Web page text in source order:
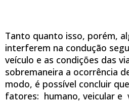
Tanto quanto isso, porém,
interferem na condução
veículo e as condições das
sobremaneira a ocorrência
modo, é possível concluir
fatores: humano, veicular e